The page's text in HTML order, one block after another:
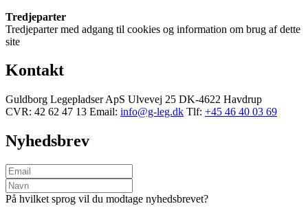
Tredjeparter
Tredjeparter med adgang til cookies og information om brug af dette
site
Kontakt
Guldborg Legepladser ApS Ulvevej 25 DK-4622 Havdrup
CVR: 42 62 47 13 Email: info@g-leg.dk Tlf: +45 46 40 03 69
Nyhedsbrev
På hvilket sprog vil du modtage nyhedsbrevet?